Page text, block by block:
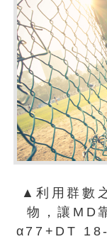
▲利用群數
物，讓MD
α77+DT